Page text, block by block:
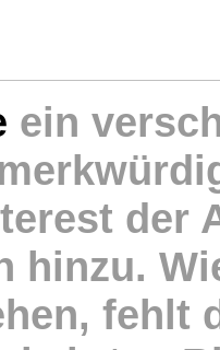
ein
der
hinzu.
fehlt